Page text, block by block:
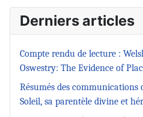
Derniers articles
Compte rendu de lecture :
Oswestry: The Evidence of
Résumés des communications
Soleil, sa parentèle divine et